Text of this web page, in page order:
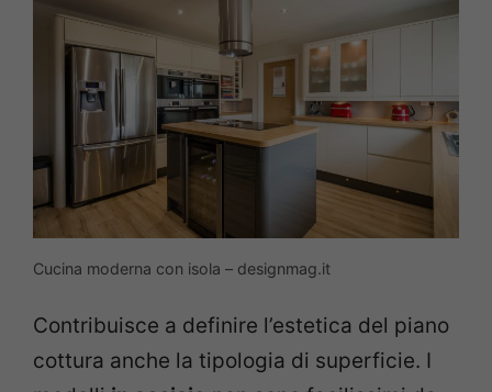
Cucina moderna con isola – designmag.it
Contribuisce a definire l’estetica del piano
cottura anche la tipologia di superficie. I